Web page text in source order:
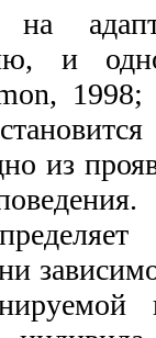
и
из